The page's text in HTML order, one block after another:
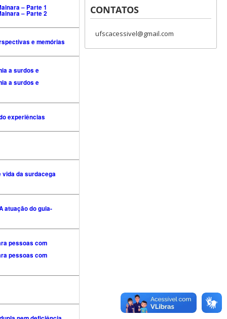
– Parte 1
– Parte 2
e memórias
a surdos e
a surdos e
experiências
vida da surdacega
atuação do guia-
pessoas com
pessoas com
CONTATOS
ufscacessivel@gmail.com